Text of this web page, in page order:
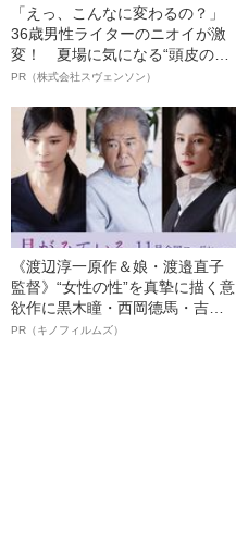
「えっ、こんなに変わるの？」
36歳男性ライターのニオイが激
変！ 夏場に気になる“頭皮のニ
オイ”や“ベタつき”を解消す
ト”が生み出した徹底ケアとは
PR（株式会社スヴェンソン）
《渡辺淳一原作＆娘・渡邉直子
監督》“女性の性”を真摯に描く意
欲作に黒木瞳・西岡德馬・吉田
羊が出演決定！《映画『月がみ
PR（キノフィルムズ）